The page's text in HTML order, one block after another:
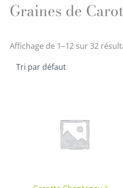
Graines de
Affichage de 1–12 sur 32